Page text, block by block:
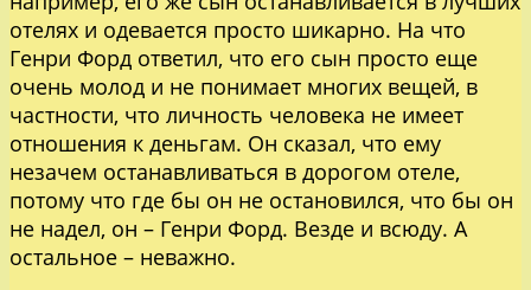
отелях и одевается просто шикарно. На что
Генри Форд ответил, что его сын просто еще
очень молод и не понимает многих вещей, в
частности, что личность человека не имеет
отношения к деньгам. Он сказал, что ему
незачем останавливаться в дорогом отеле,
потому что где бы он не остановился, что бы он
не надел, он – Генри Форд. Везде и всюду. А
остальное – неважно.